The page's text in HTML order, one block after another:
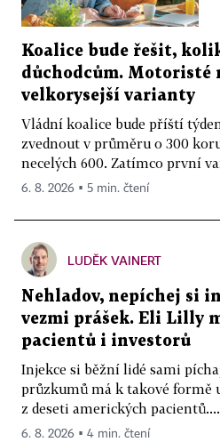
Koalice bude řešit,
důchodcům. Motoristé
velkorysejší varianty
Vládní koalice bude příští
zvednout v průměru o 300
necelých 600. Zatímco první
6. 8. 2026 ▪ 5 min. čtení
LUDĚK VAINERT
Nehladov, nepíchej si
vezmi prášek. Eli Lilly
pacientů i investorů
Injekce si běžní lidé sami
průzkumů má k takové formě
z deseti amerických pacientů....
6. 8. 2026 ▪ 4 min. čtení